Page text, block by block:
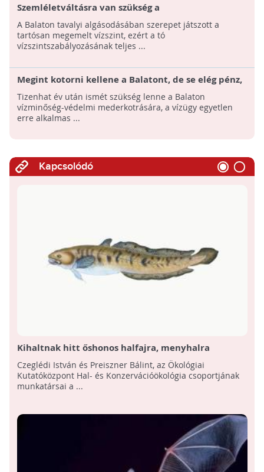
Szemléletváltásra van szükség a
vízszintszabályozásban - A magas vízállás is
hozzájárul a Balaton algásodásához
A Balaton tavalyi algásodásában szerepet játszott a
tartósan megemelt vízszint, ezért a tó
vízszintszabályozásának teljes ...
Megint kotorni kellene a Balatont, de se elég pénz,
se hajó nincs hozzá
Tizenhat év után ismét szükség lenne a Balaton
vízminőség-védelmi mederkotrására, a vízügy egyetlen
erre alkalmas ...
Kapcsolódó
Kihaltnak hitt őshonos halfajra, menyhalra
bukkantak a Balatonban!
Czeglédi István és Preiszner Bálint, az Ökológiai
Kutatóközpont Hal- és Konzervációökológia csoportjának
munkatársai a ...